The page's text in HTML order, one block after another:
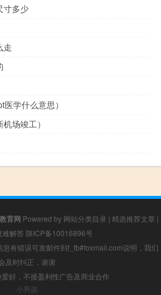
寸多少
走
学什么意思）
场竣工）
育网 Powered by 网站分类目录 | 精选推荐文章 |
难解答 陕ICP备10016896号
有错误可发邮件到f_fb#foxmail.com说明，我们
及时纠正，谢谢
好，不接盈利性广告及商业合作
小男孩